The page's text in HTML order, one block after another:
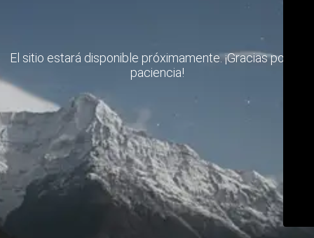
El sitio estará disponible próximamente. ¡Gracias por su
paciencia!